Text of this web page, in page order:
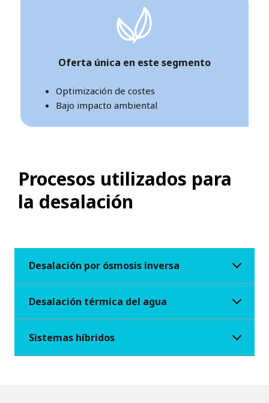
Oferta única en este segmento
Optimización de costes
Bajo impacto ambiental
Procesos utilizados para
la desalación
Desalación por ósmosis inversa
Desalación térmica del agua
Sistemas híbridos